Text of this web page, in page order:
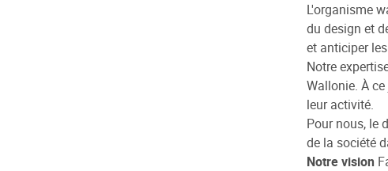
L'organisme
du design et
et anticiper
Notre
Wallonie. À
leur activité.
Pour nous, le
de la société
Notre vision